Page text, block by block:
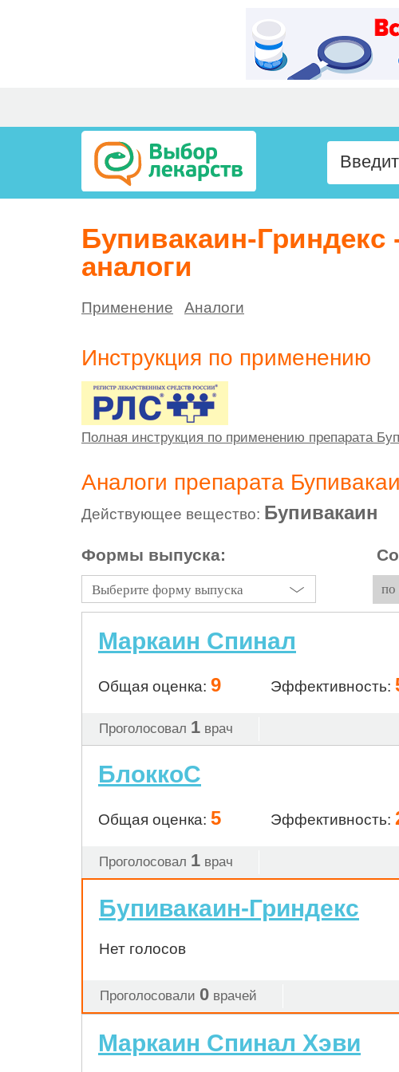
Бупивакаин-
аналоги
Применение Аналоги
Инструкция по применению
Полная инструкция по применению препарата
Аналоги препарата
Действующее вещество: Бупивакаин
Формы выпуска:
Выберите форму выпуска по
Маркаин Спинал
Общая оценка: 9 Эффективность:
Проголосовал 1 врач
БлоккоС
Общая оценка: 5 Эффективность:
Проголосовал 1 врач
Бупивакаин-Гриндекс
Нет голосов
Проголосовали 0 врачей
Маркаин Спинал Хэви